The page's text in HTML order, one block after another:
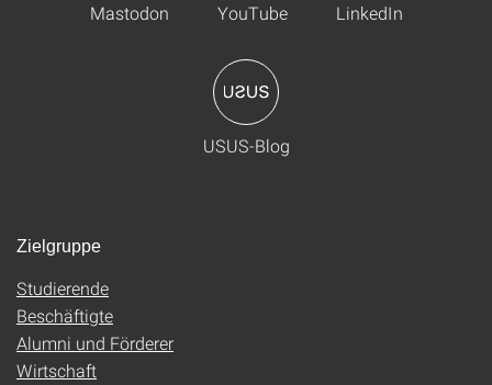
Mastodon YouTube LinkedIn
USUS-Blog
Zielgruppe
Studierende
Beschäftigte
Alumni und Förderer
Wirtschaft